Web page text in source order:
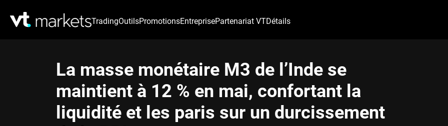
TradingOutilsPromotionsEntreprisePartenariat VTDétails
La masse monétaire M3 de l’Inde se
maintient à 12 % en mai, confortant la
liquidité et les paris sur un durcissement